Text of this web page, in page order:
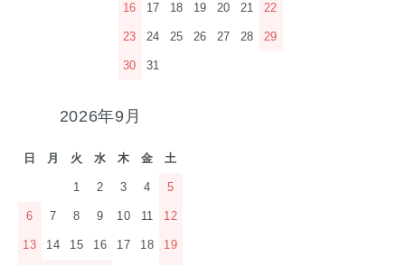
16 17 18 19 20 21 22
23 24 25 26 27 28 29
30 31
2026年9月
日 月 火 水 木 金 土
1 2 3 4 5
6 7 8 9 10 11 12
13 14 15 16 17 18 19